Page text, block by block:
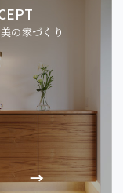
の家づくり